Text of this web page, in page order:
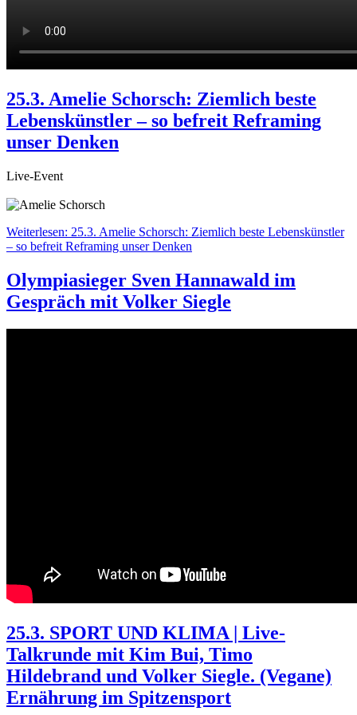
25.3. Amelie Schorsch: Ziemlich beste
Lebenskünstler – so befreit Reframing
unser Denken
Live-Event
Weiterlesen: 25.3. Amelie Schorsch: Ziemlich beste Lebenskünstler
– so befreit Reframing unser Denken
Olympiasieger Sven Hannawald im
Gespräch mit Volker Siegle
25.3. SPORT UND KLIMA | Live-
Talkrunde mit Kim Bui, Timo
Hildebrand und Volker Siegle. (Vegane)
Ernährung im Spitzensport